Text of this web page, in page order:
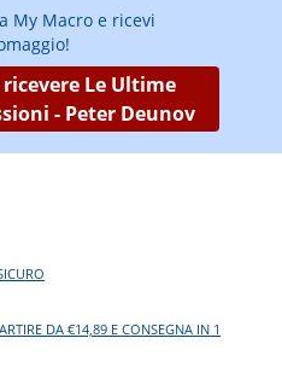
My Macro e ricevi
Le Ultime
- Peter Deunov
DA €14,89 E CONSEGNA IN 1